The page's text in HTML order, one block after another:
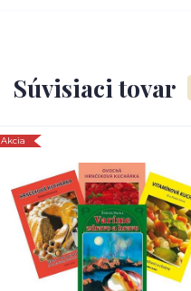
Súvisiaci tovar
Akcia